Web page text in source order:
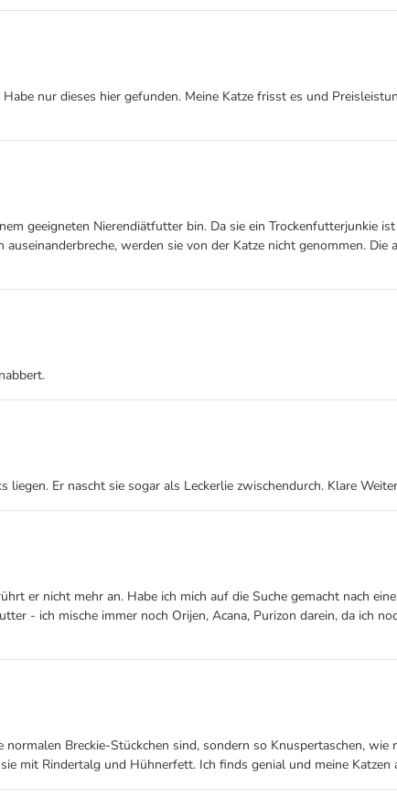
nur dieses hier gefunden. Meine Katze frisst es und
geeigneten Nierendiätfutter bin. Da sie ein Trockenfutterjunkie
werden sie von der Katze nicht genommen. Die
Er nascht sie sogar als Leckerlie zwischendurch. Klare
er nicht mehr an. Habe ich mich auf die Suche gemacht nach
- ich mische immer noch Orijen, Acana, Purizon darein, da ich
Breckie-Stückchen sind, sondern so Knuspertaschen,
mit Rindertalg und Hühnerfett. Ich finds genial und meine Katzen